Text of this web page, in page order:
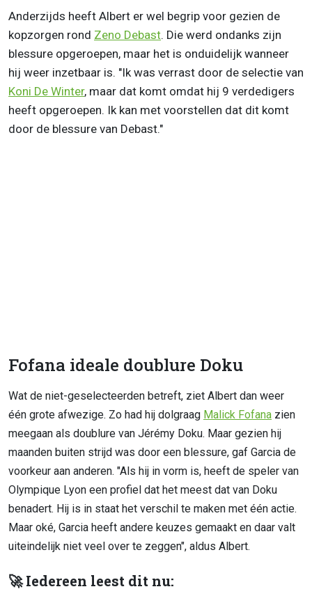
Anderzijds heeft Albert er wel begrip voor gezien de
kopzorgen rond Zeno Debast. Die werd ondanks zijn
blessure opgeroepen, maar het is onduidelijk wanneer
hij weer inzetbaar is. "Ik was verrast door de selectie van
Koni De Winter, maar dat komt omdat hij 9 verdedigers
heeft opgeroepen. Ik kan met voorstellen dat dit komt
door de blessure van Debast."
Fofana ideale doublure Doku
Wat de niet-geselecteerden betreft, ziet Albert dan weer
één grote afwezige. Zo had hij dolgraag Malick Fofana zien
meegaan als doublure van Jérémy Doku. Maar gezien hij
maanden buiten strijd was door een blessure, gaf Garcia de
voorkeur aan anderen. "Als hij in vorm is, heeft de speler van
Olympique Lyon een profiel dat het meest dat van Doku
benadert. Hij is in staat het verschil te maken met één actie.
Maar oké, Garcia heeft andere keuzes gemaakt en daar valt
uiteindelijk niet veel over te zeggen", aldus Albert.
🚀 Iedereen leest dit nu: